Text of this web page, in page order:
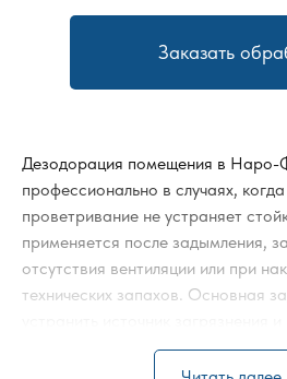
Заказать
Дезодорация помещения в Наро-
профессионально в случаях,
проветривание не устраняет
применяется после задымления,
отсутствия вентиляции или при
технических запахов. Основная
санитарное состояние